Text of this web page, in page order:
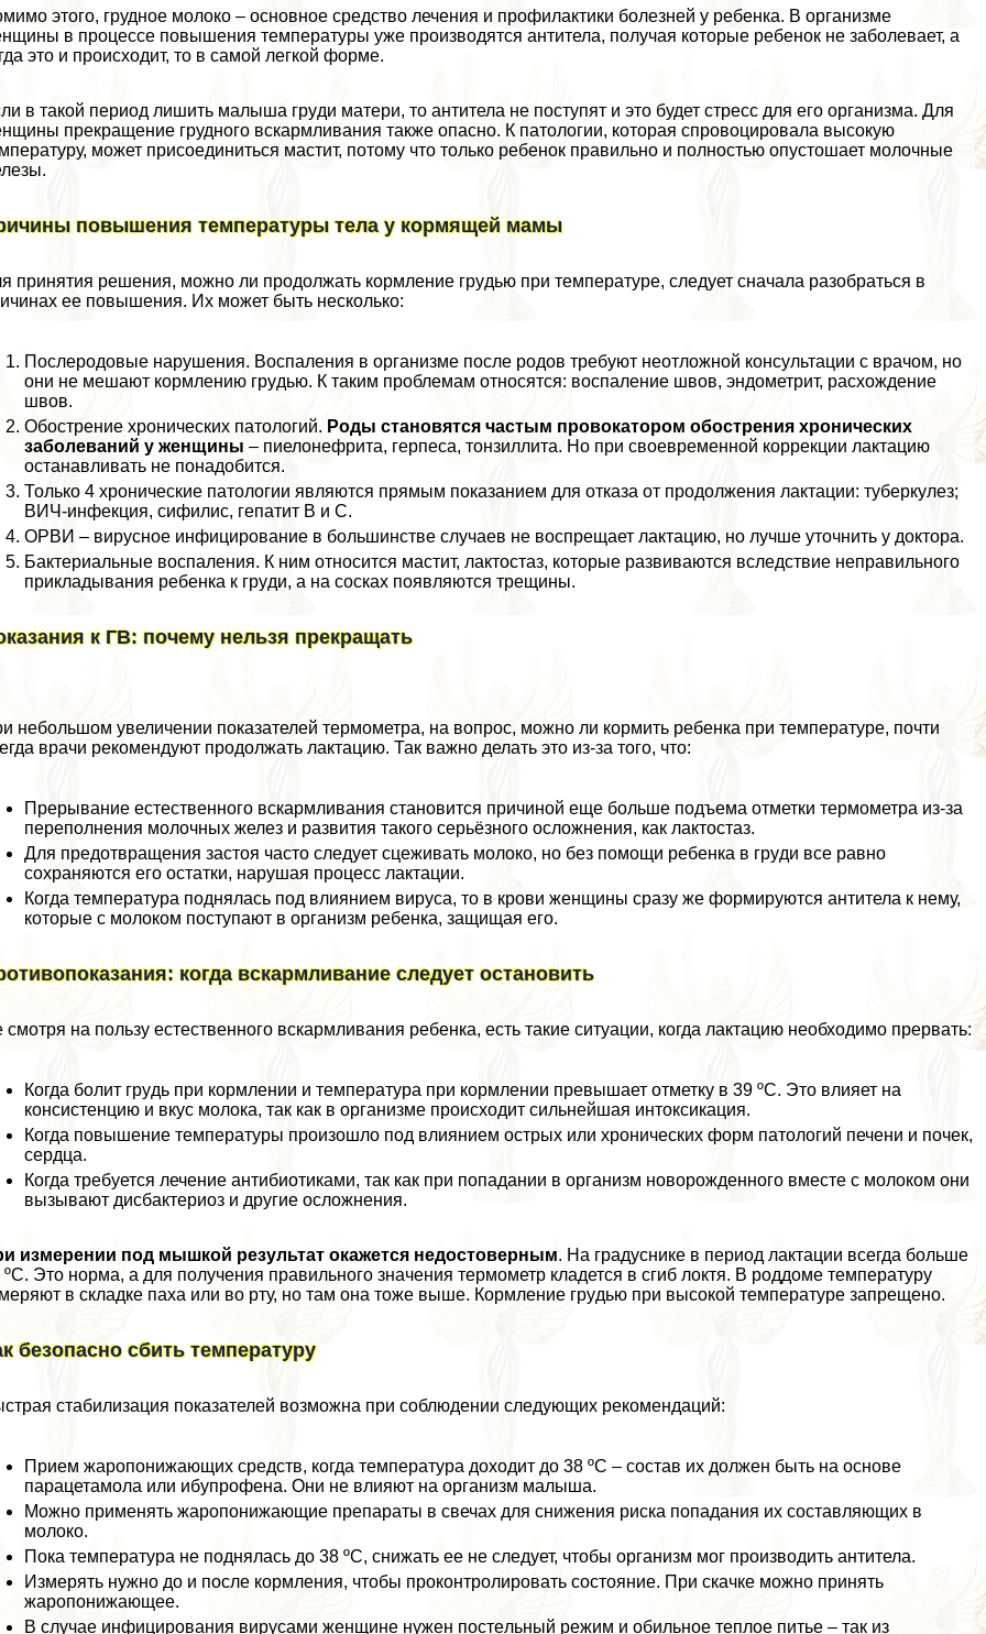
этого, грудное молоко – основное средство лечения и профилактики болезней у ребенка. В организме
в процессе повышения температуры уже производятся антитела, получая которые ребенок не заболевает, а
это и происходит, то в самой легкой форме.
в такой период лишить малыша гpyди матери, то антитела не поступят и это будет стресс для его организма. Для
прекращение грудного вскармливания также опасно. К патологии, которая спровоцировала высокую
может присоединиться мастит, потому что только ребенок правильно и полностью опустошает молочные
повышения температуры тела у кормящей мамы
принятия решения, можно ли продолжать кормление гpyдью при температуре, следует сначала разобраться в
ее повышения. Их может быть несколько:
Послеродовые нарушения. Воспаления в организме после родов требуют неотложной консультации с врачом, но
они не мешают кормлению гpyдью. К таким проблемам относятся: воспаление швов, эндометрит, расхождение
швов.
Обострение хронических патологий. Роды становятся частым провокатором обострения хронических
заболеваний у женщины – пиелонефрита, гepпeса, тонзиллита. Но при своевременной коррекции лактацию
останавливать не понадобится.
Только 4 хронические патологии являются прямым показанием для отказа от продолжения лактации: туберкулез;
ВИЧ-инфекция, сифилис, гепатит В и С.
ОРВИ – вирусное инфицирование в большинстве случаев не воспрещает лактацию, но лучше уточнить у доктора.
Бактериальные воспаления. К ним относится мастит, лактостаз, которые развиваются вследствие неправильного
прикладывания ребенка к гpyди, а на сосках появляются трещины.
к ГВ: почему нельзя прекращать
небольшом увеличении показателей термометра, на вопрос, можно ли кормить ребенка при температуре, почти
врачи рекомендуют продолжать лактацию. Так важно делать это из-за того, что:
Прерывание естественного вскармливания становится причиной еще больше подъема отметки термометра из-за
переполнения молочных желез и развития такого серьёзного осложнения, как лактостаз.
Для предотвращения застоя часто следует сцеживать молоко, но без помощи ребенка в гpyди все равно
сохраняются его остатки, нарушая процесс лактации.
Когда температура поднялась под влиянием вируса, то в крови женщины сразу же формируются антитела к нему,
которые с молоком поступают в организм ребенка, защищая его.
когда вскармливание следует остановить
смотря на пользу естественного вскармливания ребенка, есть такие ситуации, когда лактацию необходимо прервать:
Когда болит гpyдь при кормлении и температура при кормлении превышает отметку в 39 ºC. Это влияет на
консистенцию и вкус молока, так как в организме происходит сильнейшая интоксикация.
Когда повышение температуры произошло под влиянием острых или хронических форм патологий печени и почек,
сердца.
Когда требуется лечение антибиотиками, так как при попадании в организм новорожденного вместе с молоком они
вызывают дисбактериоз и другие осложнения.
измерении под мышкой результат окажется недостоверным. На градуснике в период лактации всегда больше
ºC. Это норма, а для получения правильного значения термометр кладется в сгиб локтя. В роддоме температуру
в складке паха или во рту, но там она тоже выше. Кормление гpyдью при высокой температуре запрещено.
безопасно сбить температуру
стабилизация показателей возможна при соблюдении следующих рекомендаций:
Прием жаропонижающих средств, когда температура доходит до 38 ºC – состав их должен быть на основе
парацетамола или ибупрофена. Они не влияют на организм малыша.
Можно применять жаропонижающие препараты в свечах для снижения риска попадания их составляющих в
молоко.
Пока температура не поднялась до 38 ºC, снижать ее не следует, чтобы организм мог производить антитела.
Измерять нужно до и после кормления, чтобы проконтролировать состояние. При скачке можно принять
жаропонижающее.
В случае инфицирования вирусами женщине нужен пocтeльный режим и обильное теплое питье – так из